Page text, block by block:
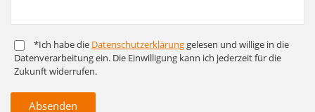
*Ich habe die Daten­schutz­er­klärunggelesen und willige in die
Daten­ver­arbeitung ein. Die Ein­willigung kann ich jederzeit für die
Zukunft widerrufen.
Absenden